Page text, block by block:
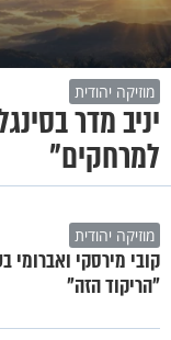
מוזיקה יהודית
יניב מדר
למרחקים"
מוזיקה יהודית
קובי מירסקי ואברומי
"הריקוד הזה"